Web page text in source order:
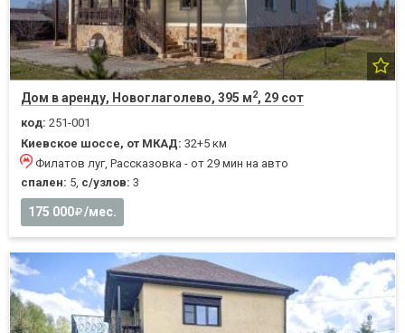
Дом в аренду, Новоглаголево, 395 м2, 29 сот
код: 251-001
Киевское шоссе, от МКАД: 32+5 км
Филатов луг, Рассказовка - от 29 мин на авто
спален: 5, с/узлов: 3
175 000 /мес.